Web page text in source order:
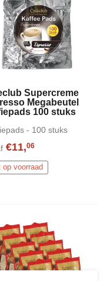
Supercreme
Megabeutel
100 stuks
- 100 stuks
€11,06
op voorraad